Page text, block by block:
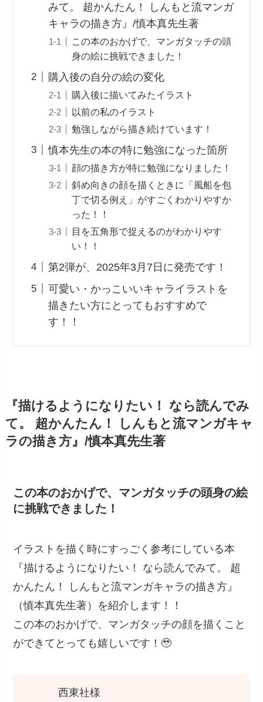
みて。 超かんたん！ しんもと流マンガ
キャラの描き方』/慎本真先生著
この本のおかげで、マンガタッチの頭
身の絵に挑戦できました！
購入後の自分の絵の変化
購入後に描いてみたイラスト
以前の私のイラスト
勉強しながら描き続けています！
慎本先生の本の特に勉強になった箇所
顔の描き方が特に勉強になりました！
斜め向きの顔を描くときに「風船を包
丁で切る例え」がすごくわかりやすか
った！！
目を五角形で捉えるのがわかりやす
い！！
第2弾が、2025年3月7日に発売です！
可愛い・かっこいいキャライラストを
描きたい方にとってもおすすめで
す！！
『描けるようになりたい！ なら読んでみ
て。 超かんたん！ しんもと流マンガキャ
ラの描き方』/慎本真先生著
この本のおかげで、マンガタッチの頭身の絵
に挑戦できました！
イラストを描く時にすっごく参考にしている本
『描けるようになりたい！ なら読んでみて。 超
かんたん！ しんもと流マンガキャラの描き方』
（慎本真先生著）を紹介します！！
この本のおかげで、マンガタッチの顔を描くこと
ができてとっても嬉しいです！🥹
西東社様